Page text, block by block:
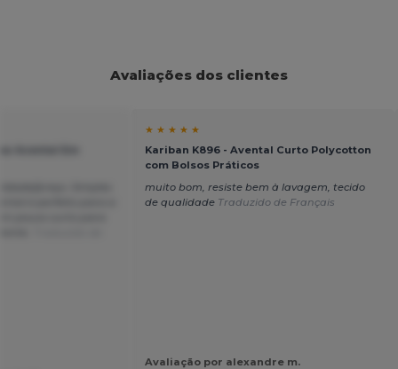
Avaliações dos clientes
★ ★ ★ ★ ★
Kariban K896 - Avental Curto Polycotton
com Bolsos Práticos
muito bom, resiste bem à lavagem, tecido
de qualidade Traduzido de Français
Avaliação por alexandre m.